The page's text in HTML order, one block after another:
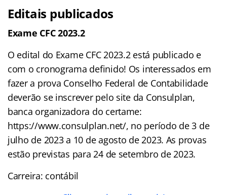
Editais publicados
Exame CFC 2023.2
O edital do Exame CFC 2023.2 está publicado e
com o cronograma definido! Os interessados em
fazer a prova Conselho Federal de Contabilidade
deverão se inscrever pelo site da Consulplan,
banca organizadora do certame:
https://www.consulplan.net/, no período de 3 de
julho de 2023 a 10 de agosto de 2023. As provas
estão previstas para 24 de setembro de 2023.
Carreira: contábil